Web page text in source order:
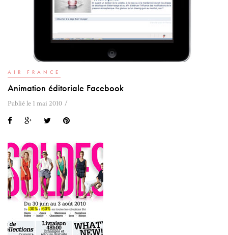
AIR FRANCE
Animation éditoriale Facebook
Publié le 1 mai 2010